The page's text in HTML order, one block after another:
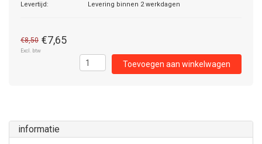
Levertijd:
Levering binnen 2 werkdagen
€8,50 €7,65
Excl. btw
Toevoegen aan winkelwagen
informatie